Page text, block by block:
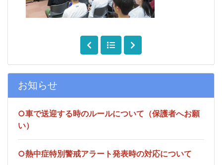
お知らせ
○車で送迎する時のルールについて（保護者へお願
い）
○熱中症特別警戒アラート発表時の対応について